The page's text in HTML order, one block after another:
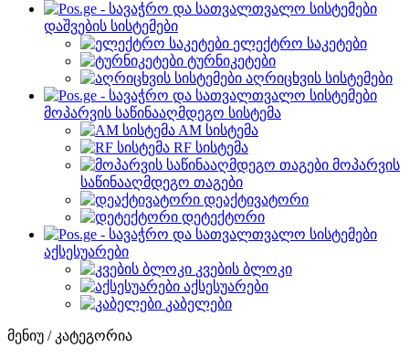
დაშვების სისტემები
ელექტრო საკეტები
ტურნიკეტები
აღრიცხვის სისტემები
მოპარვის საწინააღმდეგო სისტემა
AM სისტემა
RF სისტემა
მოპარვის
საწინააღმდეგო თაგები
დეაქტივატორი
დეტექტორი
აქსესუარები
კვების ბლოკი
აქსესუარები
კაბელები
მენიუ / კატეგორია